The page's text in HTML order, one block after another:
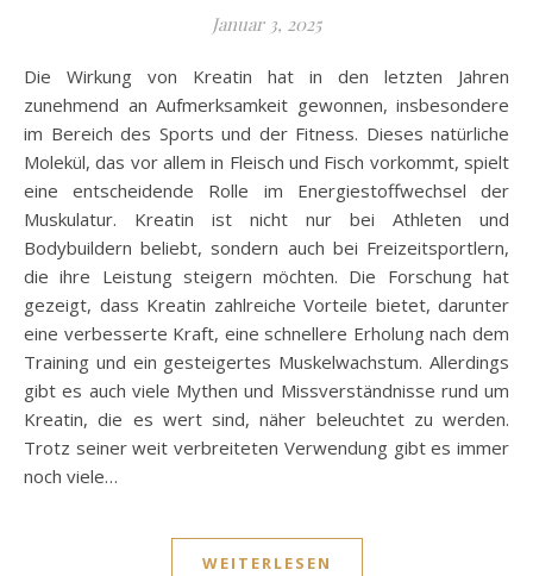
Januar 3, 2025
Die Wirkung von Kreatin hat in den letzten Jahren
zunehmend an Aufmerksamkeit gewonnen, insbesondere
im Bereich des Sports und der Fitness. Dieses natürliche
Molekül, das vor allem in Fleisch und Fisch vorkommt, spielt
eine entscheidende Rolle im Energiestoffwechsel der
Muskulatur. Kreatin ist nicht nur bei Athleten und
Bodybuildern beliebt, sondern auch bei Freizeitsportlern,
die ihre Leistung steigern möchten. Die Forschung hat
gezeigt, dass Kreatin zahlreiche Vorteile bietet, darunter
eine verbesserte Kraft, eine schnellere Erholung nach dem
Training und ein gesteigertes Muskelwachstum. Allerdings
gibt es auch viele Mythen und Missverständnisse rund um
Kreatin, die es wert sind, näher beleuchtet zu werden.
Trotz seiner weit verbreiteten Verwendung gibt es immer
noch viele…
WEITERLESEN